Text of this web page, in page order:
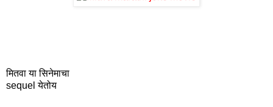
मितवा या सिनेमाचा
sequel येतोय